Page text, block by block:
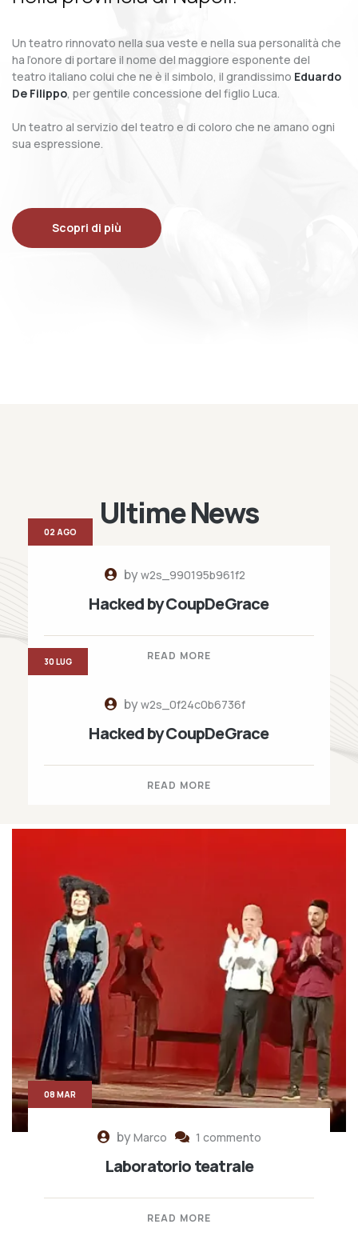
Un teatro rinnovato nella sua veste e nella sua personalità che
ha l’onore di portare il nome del maggiore esponente del
teatro italiano colui che ne è il simbolo, il grandissimo Eduardo
De Filippo, per gentile concessione del figlio Luca.
Un teatro al servizio del teatro e di coloro che ne amano ogni
sua espressione.
Scopri di più
Ultime News
byw2s_990195b961f2
Hacked by CoupDeGrace
READ MORE
02 AGO
byw2s_0f24c0b6736f
Hacked by CoupDeGrace
READ MORE
30 LUG
byMarco 1 commento
Laboratorio teatrale
READ MORE
08 MAR